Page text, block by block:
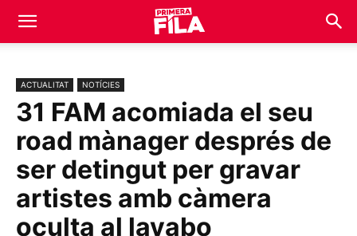
ACTUALITAT NOTÍCIES
31 FAM acomiada el seu
road mànager després de
ser detingut per gravar
artistes amb càmera
oculta al lavabo